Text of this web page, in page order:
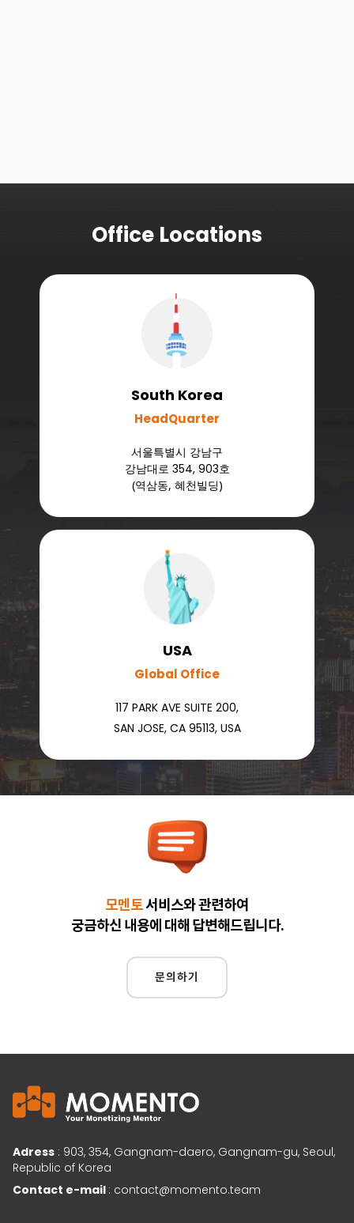
Office Locations
South Korea
HeadQuarter
서울특별시 강남구
강남대로 354, 903호
(역삼동, 혜천빌딩)
USA
Global Office
117 PARK AVE SUITE 200,
SAN JOSE, CA 95113, USA
모멘토서비스와 관련하여
궁금하신 내용에 대해 답변해드립니다.
문의하기
Adress : 903, 354, Gangnam-daero, Gangnam-gu, Seoul,
Republic of Korea
Contact e-mail : contact@momento.team